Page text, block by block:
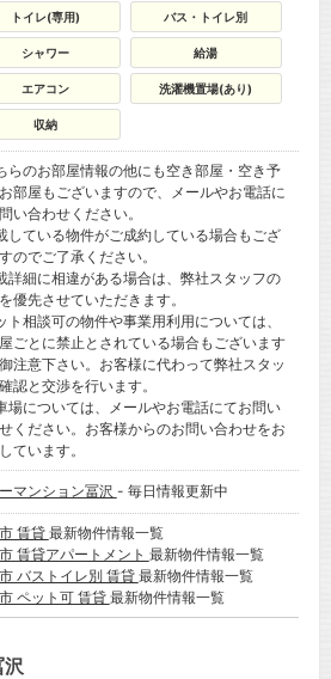
トイレ(専用) バス・トイレ別
シャワー 給湯
エアコン 洗濯機置場(あり)
収納
らのお部屋情報の他にも空き部屋・空き予
部屋もございますので、メールやお電話に
い合わせください。
している物件がご成約している場合もござ
のでご了承ください。
詳細に相違がある場合は、弊社スタッフの
優先させていただきます。
ト相談可の物件や事業用利用については、
ごとに禁止とされている場合もございます
注意下さい。お客様に代わって弊社スタッ
認と交渉を行います。
場については、メールやお電話にてお問い
ください。お客様からのお問い合わせをお
ています。
マンション冨沢 - 毎日情報更新中
賃貸 最新物件情報一覧
賃貸アパートメント 最新物件情報一覧
バストイレ別 賃貸 最新物件情報一覧
ペット可 賃貸 最新物件情報一覧
沢